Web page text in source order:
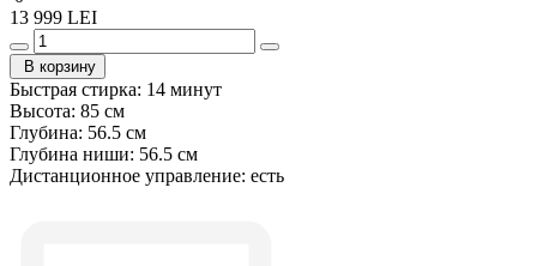
13 999 LEI
В корзину
Быстрая стирка: 14 минут
Высота: 85 см
Глубина: 56.5 см
Глубина ниши: 56.5 см
Дистанционное управление: есть